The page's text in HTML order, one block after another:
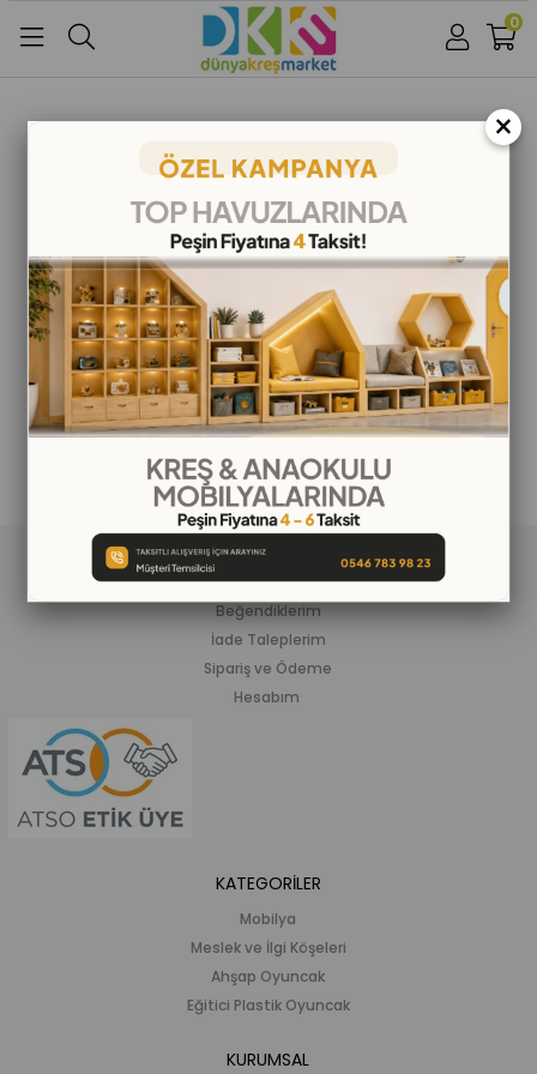
Google İle Bağlan
0
ALIŞVERİŞ BİLGİLERİ
Siparişlerim
Beğendiklerim
İade Taleplerim
Sipariş ve Ödeme
Hesabım
KATEGORİLER
Mobilya
Meslek ve İlgi Köşeleri
Ahşap Oyuncak
Eğitici Plastik Oyuncak
KURUMSAL
×